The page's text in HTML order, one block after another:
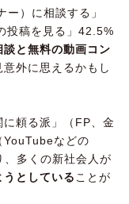
）に相談する」
投稿を見る」42.5%
談と無料の動画コン
外に思えるかもし
頼る派」（FP、金
YouTubeなどの
多くの新社会人が
としている ことが